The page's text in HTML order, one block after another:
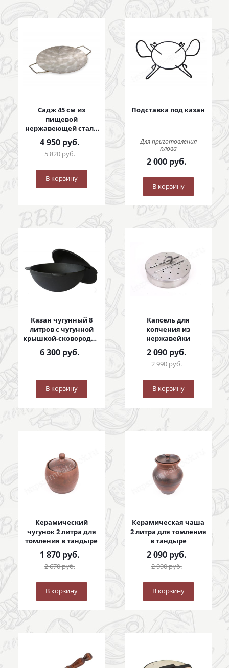
Садж 45 см из
пищевой
нержавеющей стали
с коваными ручками
4 950руб.
5 820руб.
В корзину
Подставка под казан
Для приготовления
плова
2 000руб.
В корзину
Казан чугунный 8
литров с чугунной
крышкой-сковородой
8 литров
6 300руб.
В корзину
Капсель для
копчения из
нержавейки
2 090руб.
2 990руб.
В корзину
Керамический
чугунок 2 литра для
томления в тандыре
1 870руб.
2 670руб.
В корзину
Керамическая чаша
2 литра для томления
в тандыре
2 090руб.
2 990руб.
В корзину